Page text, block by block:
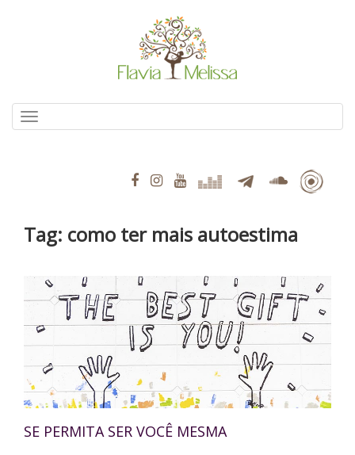
Tag: como ter mais autoestima
SE PERMITA SER VOCÊ MESMA